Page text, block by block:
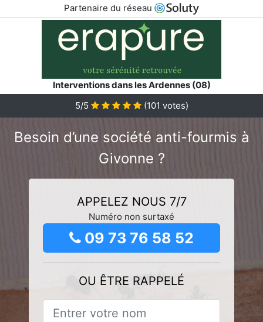
Partenaire du réseau
Interventions dans les Ardennes (08)
5/5
(101 votes)
Besoin d’une société anti-fourmis à
Givonne ?
APPELEZ NOUS 7/7
Numéro non surtaxé
09 73 76 58 52
OU ÊTRE RAPPELÉ